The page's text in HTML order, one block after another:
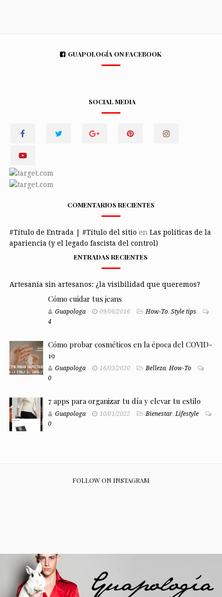
GUAPOLOGÍA ON FACEBOOK
SOCIAL MEDIA
COMENTARIOS RECIENTES
#Título de Entrada | #Título del sitio en Las políticas de la
apariencia (y el legado fascista del control)
ENTRADAS RECIENTES
Artesanía sin artesanos: ¿la visibilidad que queremos?
Cómo cuidar tus jeans
Guapologa 09/06/2016 How-To, Style tips
4
Cómo probar cosméticos en la época del COVID-
19
Guapologa 16/03/2020 Belleza,How-To
0
7 apps para organizar tu día y elevar tu estilo
Guapologa 10/01/2022 Bienestar,Lifestyle
0
FOLLOW ON INSTAGRAM